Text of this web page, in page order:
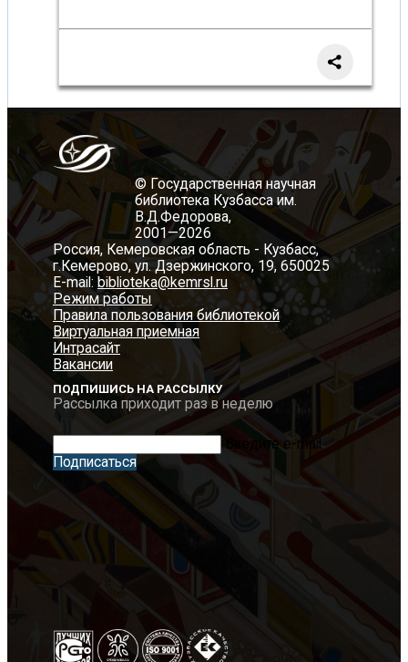
© Государственная научная
библиотека Кузбасса им.
В.Д.Федорова,
2001—2026
Россия, Кемеровская область - Кузбасс,
г.Кемерово, ул. Дзержинского, 19, 650025
E-mail: biblioteka@kemrsl.ru
Режим работы
Правила пользования библиотекой
Виртуальная приемная
Интрасайт
Вакансии
ПОДПИШИСЬ НА РАССЫЛКУ
Рассылка приходит раз в неделю
Введите e-mail
Подписаться